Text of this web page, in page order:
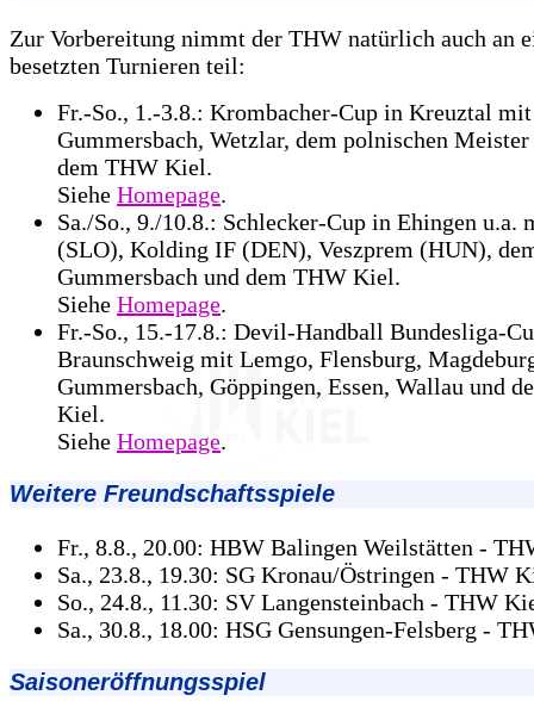
Zur Vorbereitung nimmt der THW natürlich auch an
besetzten Turnieren teil:
Fr.-So., 1.-3.8.: Krombacher-Cup in Kreuztal mit
Gummersbach, Wetzlar, dem polnischen
dem THW Kiel.
Siehe Homepage.
Sa./So., 9./10.8.: Schlecker-Cup in Ehingen u.a.
(SLO), Kolding IF (DEN), Veszprem (HUN),
Gummersbach und dem THW Kiel.
Siehe Homepage.
Fr.-So., 15.-17.8.: Devil-Handball Bundesliga-
Braunschweig mit Lemgo, Flensburg,
Gummersbach, Göppingen, Essen, Wallau und
Kiel.
Siehe Homepage.
Weitere Freundschaftsspiele
Fr., 8.8., 20.00: HBW Balingen Weilstätten -
Sa., 23.8., 19.30: SG Kronau/Östringen - THW
So., 24.8., 11.30: SV Langensteinbach - THW
Sa., 30.8., 18.00: HSG Gensungen-Felsberg -
Saisoneröffnungsspiel